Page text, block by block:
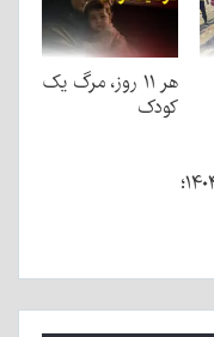
هر ۱۱ روز، مرگ یک
کودک